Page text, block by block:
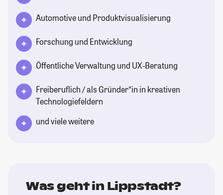
Automotive und Produktvisualisierung
Forschung und Entwicklung
Öffentliche Verwaltung und UX-Beratung
Freiberuflich / als Gründer*in in kreativen
Technologiefeldern
und viele weitere
Was geht in Lippstadt?